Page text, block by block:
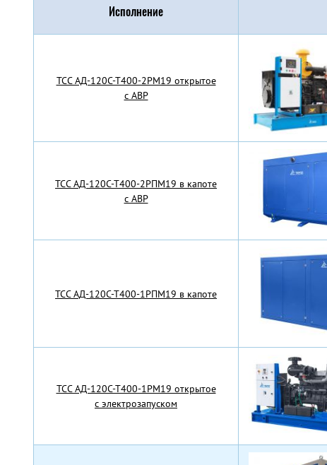
Исполнение
TCC АД-120С-Т400-2РМ19 открытое
с АВР
TCC АД-120С-Т400-2РПМ19 в капоте
с АВР
TCC АД-120С-Т400-1РПМ19 в капоте
TCC АД-120С-Т400-1РМ19 открытое
с электрозапуском